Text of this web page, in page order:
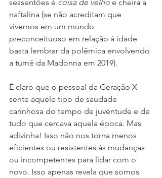
sessentões é coisa de velho e cheira a
naftalina (se não acreditam que
vivemos em um mundo
preconceituoso em relação à idade
basta lembrar da polêmica envolvendo
a turnê da Madonna em 2019).
É claro que o pessoal da Geração X
sente aquele tipo de saudade
carinhosa do tempo de juventude e de
tudo que cercava aquela época. Mas
adivinha! Isso não nos torna menos
eficientes ou resistentes às mudanças
ou incompetentes para lidar com o
novo. Isso apenas revela que somos